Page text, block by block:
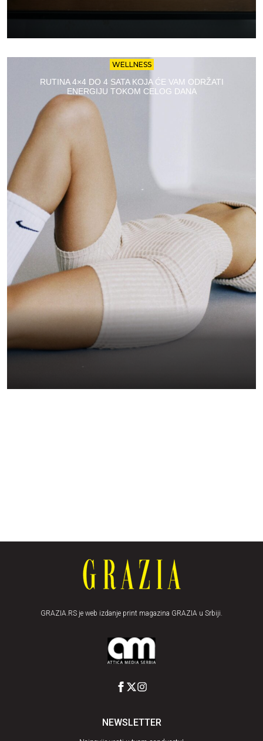
WELLNESS
RUTINA 4×4 DO 4 SATA KOJA ĆE VAM ODRŽATI
ENERGIJU TOKOM CELOG DANA
GRAZIA.RS je web izdanje print magazina GRAZIA u Srbiji.
NEWSLETTER